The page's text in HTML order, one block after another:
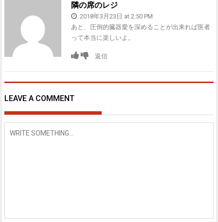
隣の席のレジ
2018年3月23日 at 2:50 PM
あと、圧倒的臓器愛を深めることが出来れば医者
って本当に楽しいよ。
返信
LEAVE A COMMENT